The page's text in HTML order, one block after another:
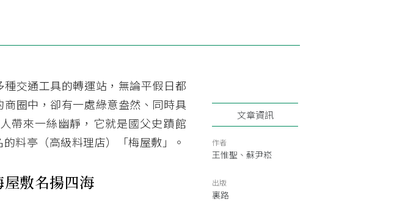
交通工具的轉運站，無論平假日都
圈中，卻有一處綠意盎然、同時具
帶來一絲幽靜，它就是國父史蹟館
料亭（高級料理店）「梅屋敷」。
敷名揚四海
文章資訊
作者
王惟聖、蘇尹崧
出版
裏路